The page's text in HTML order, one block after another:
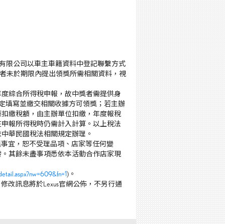
限公司以車主車籍資料中登記聯繫方式
未於期限內提出領獎所需相關資料，視
綜合所得稅申報，故中獎者需提供身
填寫並繳交相關收據方可領獎；若主辦
繳稅額，由主辦單位扣繳，年度報稅
報所得稅時仍需計入計算。以上稅法
華民國稅法相關規定辦理。
宜，恕不受理品項、店家等任何變
其餘未盡事項悉依本活動合作店家現
)。
改訊息將於Lexus官網公佈，不另行通